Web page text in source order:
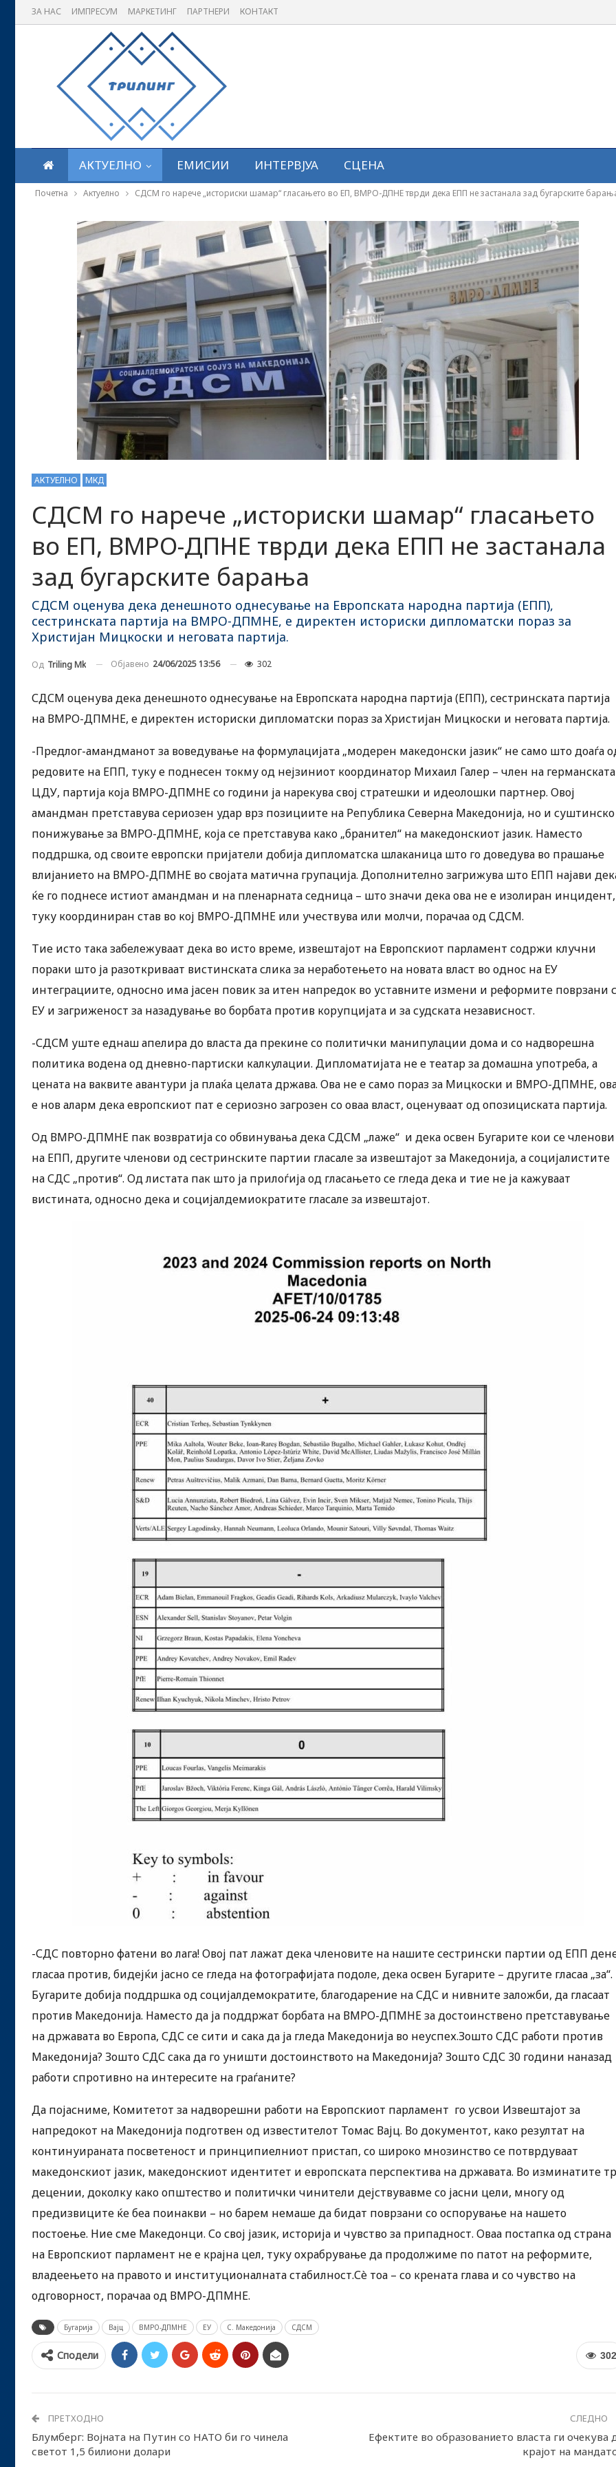
ЗА НАС ИМПРЕСУМ МАРКЕТИНГ ПАРТНЕРИ КОНТАКТ
АКТУЕЛНО ЕМИСИИ ИНТЕРВЈУА СЦЕНА
Почетна Актуелно СДСМ го нарече „историски шамар“ гласањето во ЕП, ВМРО-ДПНЕ тврди дека ЕПП не застанала зад бугарските
АКТУЕЛНО МКД
СДСМ го нарече „историски шамар“ гласањето
во ЕП, ВМРО-ДПНЕ тврди дека ЕПП не застанала
зад бугарските барања
СДСМ оценува дека денешното однесување на Европската народна партија (ЕПП),
сестринската партија на ВМРО-ДПМНЕ, е директен историски дипломатски пораз за
Христијан Мицкоски и неговата партија.
Од Triling Mk Објавено 24/06/2025 13:56 302
СДСМ оценува дека денешното однесување на Европската народна партија (ЕПП), сестринската партија
на ВМРО-ДПМНЕ, е директен историски дипломатски пораз за Христијан Мицкоски и неговата партија.
-Предлог-амандманот за воведување на формулацијата „модерен македонски јазик“ не само што доаѓа
редовите на ЕПП, туку е поднесен токму од нејзиниот координатор Михаил Галер – член на германската
ЦДУ, партија која ВМРО-ДПМНЕ со години ја нарекува свој стратешки и идеолошки партнер. Овој
амандман претставува сериозен удар врз позициите на Република Северна Македонија, но и суштинско
понижување за ВМРО-ДПМНЕ, која се претставува како „бранител“ на македонскиот јазик. Наместо
поддршка, од своите европски пријатели добија дипломатска шлаканица што го доведува во прашање
влијанието на ВМРО-ДПМНЕ во својата матична групација. Дополнително загрижува што ЕПП најави
ќе го поднесе истиот амандман и на пленарната седница – што значи дека ова не е изолиран инцидент,
туку координиран став во кој ВМРО-ДПМНЕ или учествува или молчи, порачаа од СДСМ.
Тие исто така забележуваат дека во исто време, извештајот на Европскиот парламент содржи клучни
пораки што ја разоткриваат вистинската слика за неработењето на новата власт во однос на ЕУ
интеграциите, односно има јасен повик за итен напредок во уставните измени и реформите поврзани
ЕУ и загриженост за назадување во борбата против корупцијата и за судската независност.
-СДСМ уште еднаш апелира до власта да прекине со политички манипулации дома и со надворешна
политика водена од дневно-партиски калкулации. Дипломатијата не е театар за домашна употреба, а
цената на ваквите авантури ја плаќа целата држава. Ова не е само пораз за Мицкоски и ВМРО-ДПМНЕ,
е нов аларм дека европскиот пат е сериозно загрозен со оваа власт, оценуваат од опозициската партија.
Од ВМРО-ДПМНЕ пак возвратија со обвинувања дека СДСМ „лаже“ и дека освен Бугарите кои се членови
на ЕПП, другите членови од сестринските партии гласале за извештајот за Македонија, а социјалистите
на СДС „против“. Од листата пак што ја прилоѓија од гласањето се гледа дека и тие не ја кажуваат
вистината, односно дека и социјалдемиократите гласале за извештајот.
-СДС повторно фатени во лага! Овој пат лажат дека членовите на нашите сестрински партии од ЕПП
гласаа против, бидејќи јасно се гледа на фотографијата подоле, дека освен Бугарите – другите гласаа „за“.
Бугарите добија поддршка од социјалдемократите, благодарение на СДС и нивните заложби, да гласаат
против Македонија. Наместо да ја поддржат борбата на ВМРО-ДПМНЕ за достоинствено претставување
на државата во Европа, СДС се сити и сака да ја гледа Македонија во неуспех.Зошто СДС работи против
Македонија? Зошто СДС сака да го уништи достоинството на Македонија? Зошто СДС 30 години наназад
работи спротивно на интересите на граѓаните?
Да појасниме, Комитетот за надворешни работи на Европскиот парламент го усвои Извештајот за
напредокот на Македонија подготвен од известителот Томас Вајц. Во документот, како резултат на
континуираната посветеност и принципиелниот пристап, со широко мнозинство се потврдуваат
македонскиот јазик, македонскиот идентитет и европската перспектива на државата. Во изминатите
децении, доколку како општество и политички чинители дејствувавме со јасни цели, многу од
предизвиците ќе беа поинакви – но барем немаше да бидат поврзани со оспорување на нашето
постоење. Ние сме Македонци. Со свој јазик, историја и чувство за припадност. Оваа постапка од страна
на Европскиот парламент не е крајна цел, туку охрабрување да продолжиме по патот на реформите,
владеењето на правото и институционалната стабилност.Сè тоа – со крената глава и со чувство на
одговорност, порачаа од ВМРО-ДПМНЕ.
Бугарија Вајц ВМРО-ДПМНЕ ЕУ С. Македонија СДСМ
302
Сподели
ПРЕТХОДНО
Блумберг: Војната на Путин со НАТО би го чинела
светот 1,5 билиони долари
СЛЕДНО
Ефектите во образованието власта ги очекува
крајот на